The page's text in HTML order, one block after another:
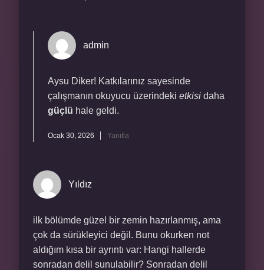
admin
Aysu Diker! Katkılarınız sayesinde
çalışmanın okuyucu üzerindeki etkisi daha
güçlü hale geldi.
Ocak 30, 2026 Yanıtla
Yıldız
ilk bölümde güzel bir zemin hazırlanmış, ama
çok da sürükleyici değil. Bunu okurken not
aldığım kısa bir ayrıntı var: Hangi hallerde
sonradan delil sunulabilir? Sonradan delil